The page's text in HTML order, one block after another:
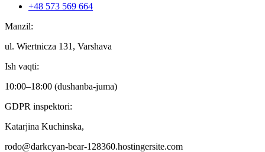
+48 573 569 664
Manzil:
ul. Wiertnicza 131, Varshava
Ish vaqti:
10:00–18:00 (dushanba-juma)
GDPR inspektori:
Katarjina Kuchinska,
rodo@darkcyan-bear-128360.hostingersite.com